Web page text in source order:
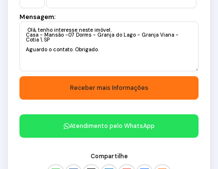
Mensagem:
Atendimento pelo WhatsApp
Compartilhe